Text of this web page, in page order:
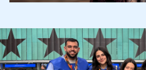
Imagen